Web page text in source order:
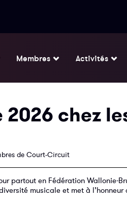
Membres Activités
chez
de Court-Circuit
partout en Fédération Wallonie-
musicale et met à